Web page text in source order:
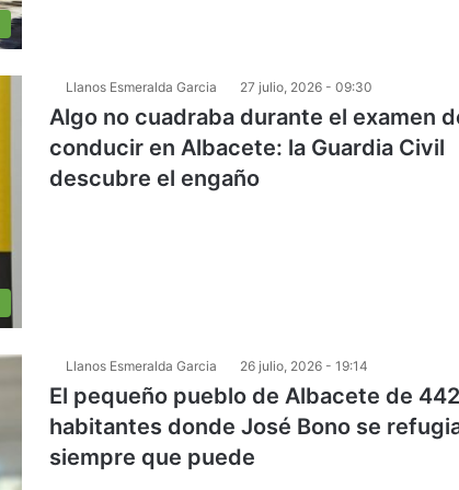
Llanos Esmeralda Garcia 27 julio, 2026 - 09:30
Algo no cuadraba durante el examen
conducir en Albacete: la Guardia Civil
descubre el engaño
Llanos Esmeralda Garcia 26 julio, 2026 - 19:14
El pequeño pueblo de Albacete de 442
habitantes donde José Bono se
siempre que puede